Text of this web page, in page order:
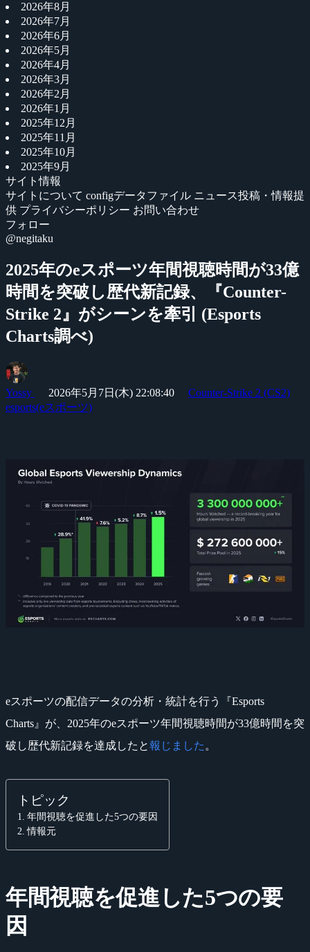
2026年8月
2026年7月
2026年6月
2026年5月
2026年4月
2026年3月
2026年2月
2026年1月
2025年12月
2025年11月
2025年10月
2025年9月
サイト情報
サイトについて configデータファイル ニュース投稿・情報提
供 プライバシーポリシー お問い合わせ
フォロー
@negitaku
2025年のeスポーツ年間視聴時間が33億
時間を突破し歴代新記録、『Counter-
Strike 2』がシーンを牽引 (Esports
Charts調べ)
Yossy 2026年5月7日(木) 22:08:40
Counter-Strike 2 (CS2)
esports(eスポーツ)
eスポーツの配信データの分析・統計を行う『Esports
Charts』が、2025年のeスポーツ年間視聴時間が33億時間を突
破し歴代新記録を達成したと報じました 。
トピック
年間視聴を促進した5つの要因
情報元
年間視聴を促進した5つの要
因